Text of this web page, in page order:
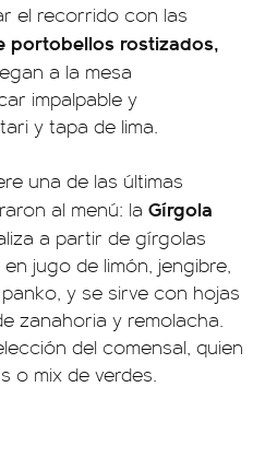
el recorrido con las
portobellos rostizados,
a la mesa
impalpable y
y tapa de lima.
una de las últimas
al menú: la Gírgola
a partir de gírgolas
jugo de limón, jengibre,
y se sirve con hojas
zanahoria y remolacha.
del comensal, quien
o mix de verdes.